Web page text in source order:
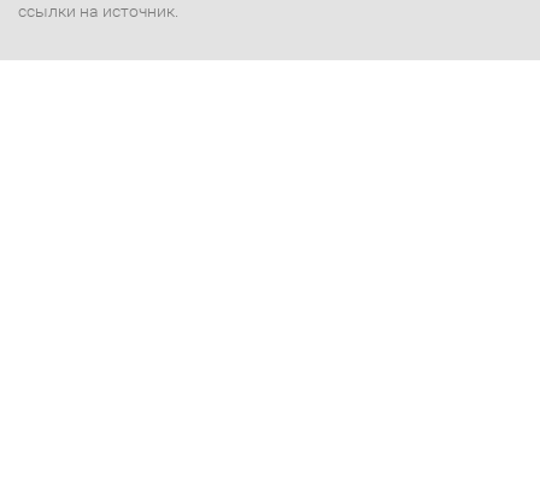
ссылки на источник.